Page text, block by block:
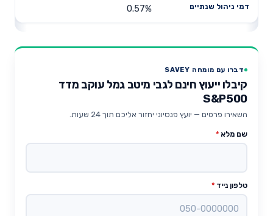
0.57%
דברו עם מומחה SAVEY
קיבלו ייעוץ חינם לגבי מיטב גמל עוקב מדד
S&P500
השאירו פרטים — יועץ פנסיוני יחזור אליכם תוך 24 שעות.
שם מלא *
טלפון נייד *